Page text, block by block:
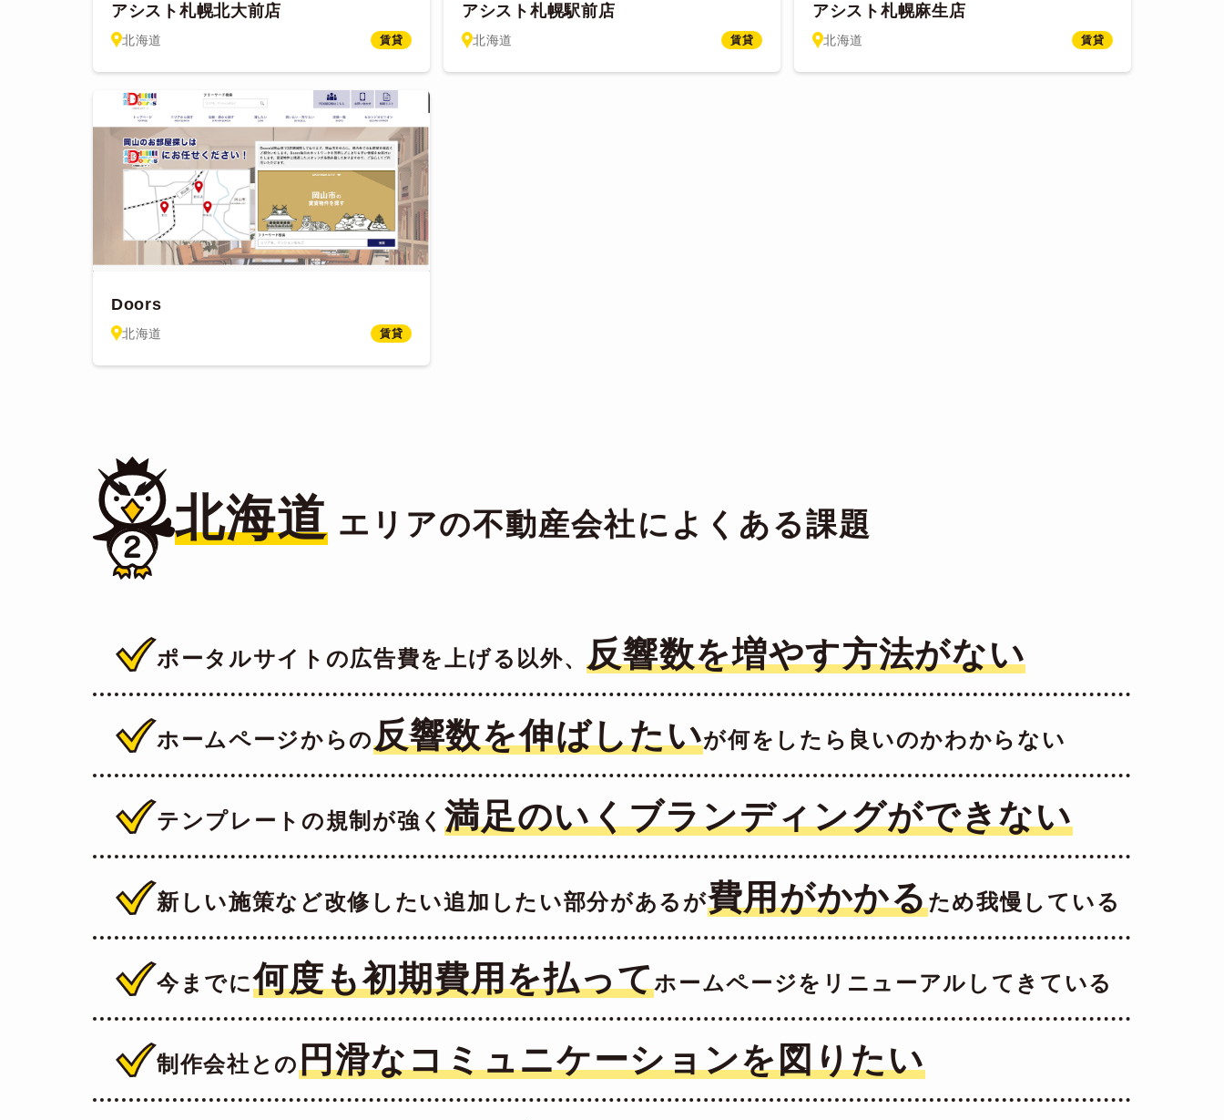
アシスト札幌北大前店
北海道 賃貸
アシスト札幌駅前店
北海道 賃貸
アシスト札幌麻生店
北海道 賃貸
Doors
北海道 賃貸
北海道 エリアの不動産会社によくある課題
ポータルサイトの広告費を上げる以外、反響数を増やす方法がない
ホームページからの反響数を伸ばしたいが何をしたら良いのかわからない
テンプレートの規制が強く満足のいくブランディングができない
新しい施策など改修したい追加したい部分があるが費用がかかるため我慢している
今までに何度も初期費用を払ってホームページをリニューアルしてきている
制作会社との円滑なコミュニケーションを図りたい